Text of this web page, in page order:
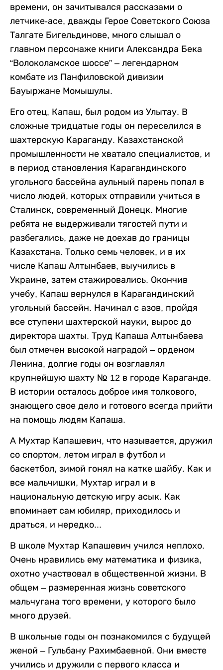
времени, он зачитывался рассказами о
летчике-асе, дважды Герое Советского Союза
Талгате Бигельдинове, много слышал о
главном персонаже книги Александра Бека
“Волоколамское шоссе” – легендарном
комбате из Панфиловской дивизии
Бауыржане Момышулы.
Его отец, Капаш, был родом из Улытау. В
сложные тридцатые годы он переселился в
шахтерскую Караганду. Казахстанской
промышленности не хватало специалистов, и
в период становления Карагандинского
угольного бассейна аульный парень попал в
число людей, которых отправили учиться в
Сталинск, современный Донецк. Многие
ребята не выдерживали тягостей пути и
разбегались, даже не доехав до границы
Казахстана. Только семь человек, и в их
числе Капаш Алтынбаев, выучились в
Украине, затем стажировались. Окончив
учебу, Капаш вернулся в Карагандинский
угольный бассейн. Начинал с азов, пройдя
все ступени шахтерской науки, вырос до
директора шахты. Труд Капаша Алтынбаева
был отмечен высокой наградой – орденом
Ленина, долгие годы он возглавлял
крупнейшую шахту № 12 в городе Караганде.
В истории осталось доброе имя толкового,
знающего свое дело и готового всегда прийти
на помощь людям Капаша.
А Мухтар Капашевич, что называется, дружил
со спортом, летом играл в футбол и
баскетбол, зимой гонял на катке шайбу. Как и
все мальчишки, Мухтар играл и в
национальную детскую игру асык. Как
впоминает сам юбиляр, приходилось и
драться, и нередко...
В школе Мухтар Капашевич учился неплохо.
Очень нравились ему математика и физика,
охотно участвовал в общественной жизни. В
общем – размеренная жизнь советского
мальчугана того времени, у которого было
много друзей.
В школьные годы он познакомился с будущей
женой – Гульбану Рахимбаевной. Они вместе
учились и дружили с первого класса и